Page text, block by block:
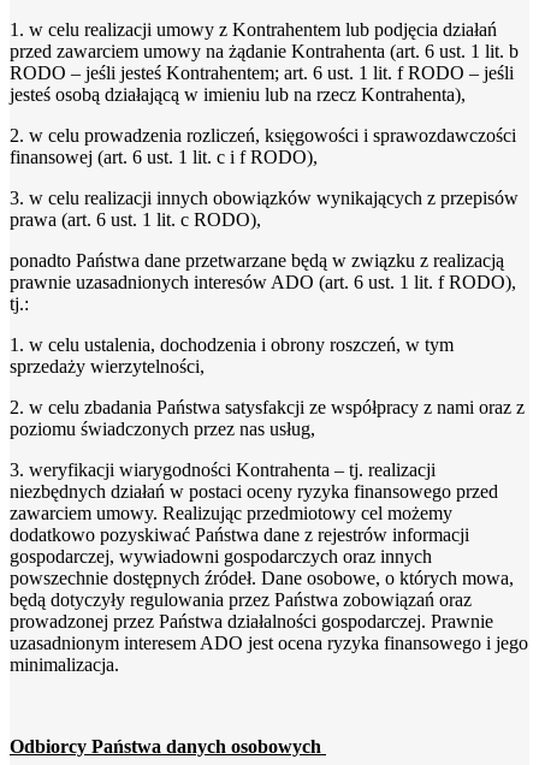
1. w celu realizacji umowy z Kontrahentem lub podjęcia działań
przed zawarciem umowy na żądanie Kontrahenta (art. 6 ust. 1 lit. b
RODO – jeśli jesteś Kontrahentem; art. 6 ust. 1 lit. f RODO – jeśli
jesteś osobą działającą w imieniu lub na rzecz Kontrahenta),
2. w celu prowadzenia rozliczeń, księgowości i sprawozdawczości
finansowej (art. 6 ust. 1 lit. c i f RODO),
3. w celu realizacji innych obowiązków wynikających z przepisów
prawa (art. 6 ust. 1 lit. c RODO),
ponadto Państwa dane przetwarzane będą w związku z realizacją
prawnie uzasadnionych interesów ADO (art. 6 ust. 1 lit. f RODO),
tj.:
1. w celu ustalenia, dochodzenia i obrony roszczeń, w tym
sprzedaży wierzytelności,
2. w celu zbadania Państwa satysfakcji ze współpracy z nami oraz z
poziomu świadczonych przez nas usług,
3. weryfikacji wiarygodności Kontrahenta – tj. realizacji
niezbędnych działań w postaci oceny ryzyka finansowego przed
zawarciem umowy. Realizując przedmiotowy cel możemy
dodatkowo pozyskiwać Państwa dane z rejestrów informacji
gospodarczej, wywiadowni gospodarczych oraz innych
powszechnie dostępnych źródeł. Dane osobowe, o których mowa,
będą dotyczyły regulowania przez Państwa zobowiązań oraz
prowadzonej przez Państwa działalności gospodarczej. Prawnie
uzasadnionym interesem ADO jest ocena ryzyka finansowego i jego
minimalizacja.
Odbiorcy Państwa danych osobowych